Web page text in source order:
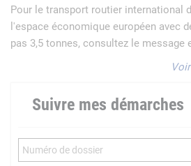
Pour le transport routier international
l'espace économique européen avec
pas 3,5 tonnes, consultez le message
Suivre mes démarches